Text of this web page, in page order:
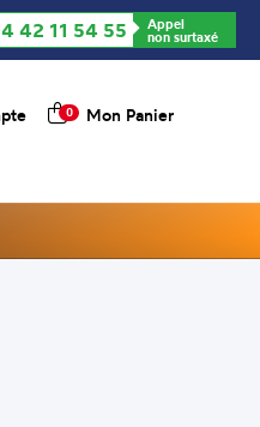
42 11 54 55 Appel
non surtaxé
0 Mon Panier